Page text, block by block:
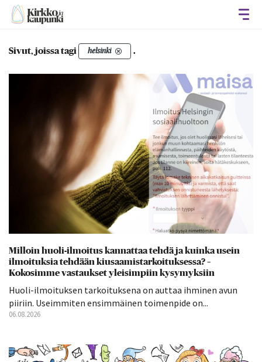
Sivut, joissa tagi helsinki .
Milloin huoli-ilmoitus kannattaa tehdä ja kuinka usein
ilmoituksia tehdään kiusaamistarkoituksessa? –
Kokosimme vastaukset yleisimpiin kysymyksiin
Huoli-ilmoituksen tarkoituksena on auttaa ihminen avun
piiriin. Useimmiten ensimmäinen toimenpide on...
06.08.2026